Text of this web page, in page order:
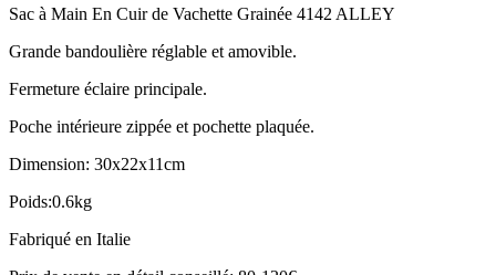
Sac à Main En Cuir de Vachette Grainée 4142 ALLEY
Grande bandoulière réglable et amovible.
Fermeture éclaire principale.
Poche intérieure zippée et pochette plaquée.
Dimension: 30x22x11cm
Poids:0.6kg
Fabriqué en Italie